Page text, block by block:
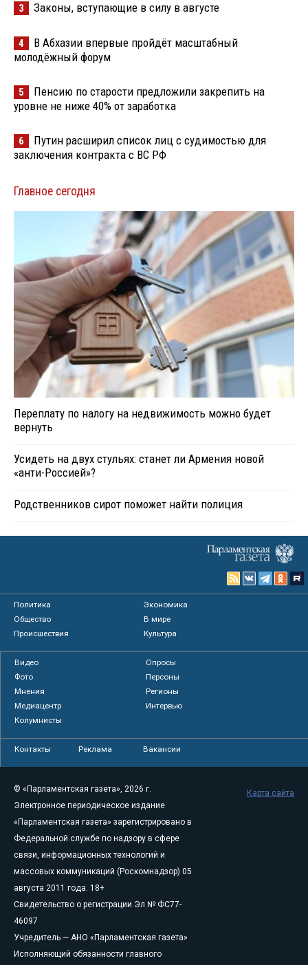
3 Законы, вступающие в силу в августе
4
В Абхазии впервые пройдёт масштабный
молодёжный форум
5
Пенсию по старости предложили закрепить на
уровне не ниже 40% от заработка
6
Путин расширил список лиц с судимостью для
заключения контракта с ВС РФ
Главное сегодня
Переплату по налогу на недвижимость можно будет
вернуть
Усидеть на двух стульях: станет ли Армения новой
«анти-Россией»?
Родственников сирот поможет найти полиция
Политика
Экономика
Общество
В мире
Происшествия
Культура
Видео
Опросы
Фото
Персоны
Мнения
Регионы
Медиацентр
Интервью
Колумнисты
Контакты Реклама Вакансии
© «Парламентская газета», 2026 г.
Электронное периодическое издание
«Парламентская газета» зарегистрировано в
Федеральной службе по надзору в сфере
связи, информационных технологий и
массовых коммуникаций (Роскомнадзор) 05
августа 2011 года. 18+
Свидетельство о регистрации Эл № ФС77-
46097
Учредитель — АНО «Парламентская газета»
Исполняющий обязанности главного
Карта сайта